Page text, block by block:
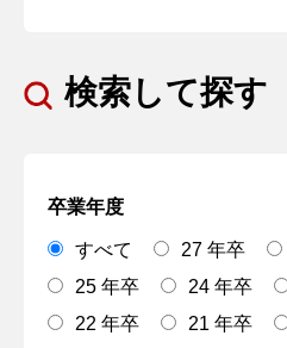
検索して探す
卒業年度
すべて 27 年卒
25 年卒
24 年卒
22 年卒
21 年卒